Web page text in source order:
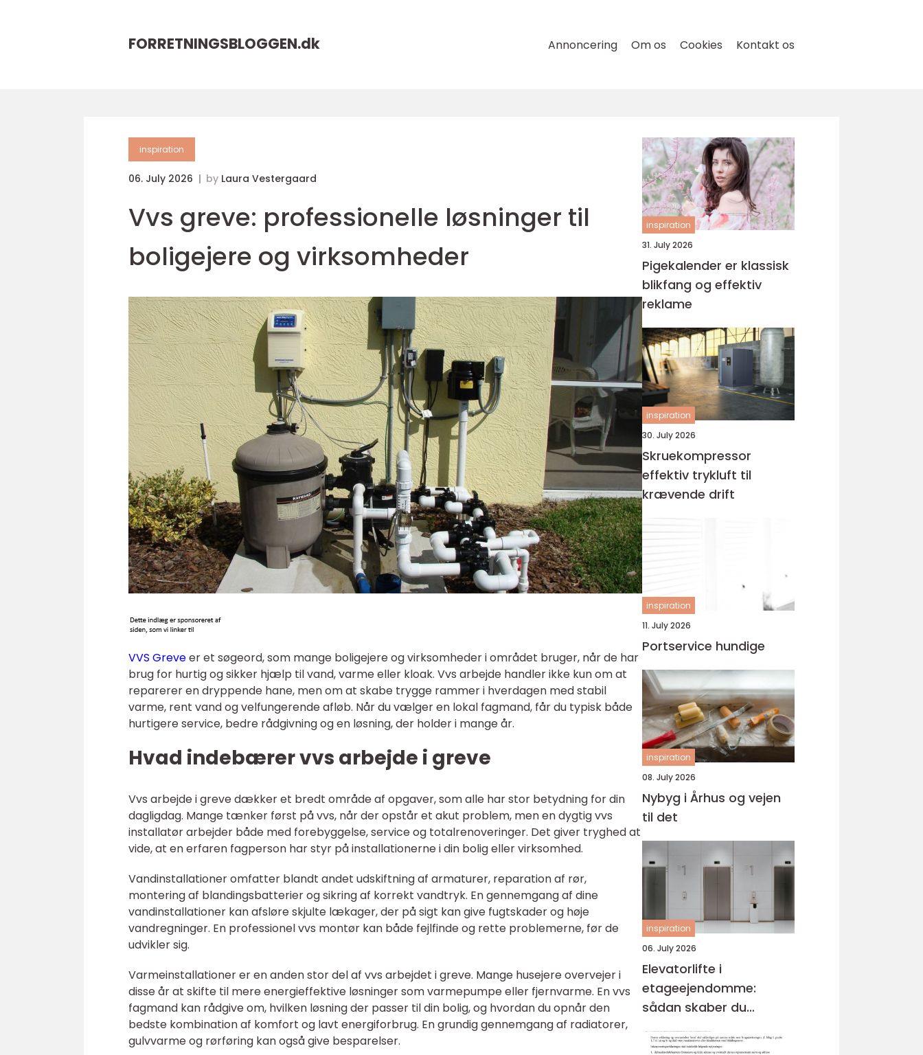
FORRETNINGSBLOGGEN.dk Annoncering Om os Cookies Kontakt os
inspiration
06. July 2026 by Laura Vestergaard
Vvs greve: professionelle løsninger til
boligejere og virksomheder
VVS Greveer et søgeord, som mange boligejere og virksomheder i området bruger, når de har
brug for hurtig og sikker hjælp til vand, varme eller kloak. Vvs arbejde handler ikke kun om at
reparerer en dryppende hane, men om at skabe trygge rammer i hverdagen med stabil
varme, rent vand og velfungerende afløb. Når du vælger en lokal fagmand, får du typisk både
hurtigere service, bedre rådgivning og en løsning, der holder i mange år.
Hvad indebærer vvs arbejde i greve
Vvs arbejde i greve dækker et bredt område af opgaver, som alle har stor betydning for din
dagligdag. Mange tænker først på vvs, når der opstår et akut problem, men en dygtig vvs
installatør arbejder både med forebyggelse, service og totalrenoveringer. Det giver tryghed at
vide, at en erfaren fagperson har styr på installationerne i din bolig eller virksomhed.
Vandinstallationer omfatter blandt andet udskiftning af armaturer, reparation af rør,
montering af blandingsbatterier og sikring af korrekt vandtryk. En gennemgang af dine
vandinstallationer kan afsløre skjulte lækager, der på sigt kan give fugtskader og høje
vandregninger. En professionel vvs montør kan både fejlfinde og rette problemerne, før de
udvikler sig.
Varmeinstallationer er en anden stor del af vvs arbejdet i greve. Mange husejere overvejer i
disse år at skifte til mere energieffektive løsninger som varmepumpe eller fjernvarme. En vvs
fagmand kan rådgive om, hvilken løsning der passer til din bolig, og hvordan du opnår den
bedste kombination af komfort og lavt energiforbrug. En grundig gennemgang af radiatorer,
gulvvarme og rørføring kan også give besparelser.
inspiration
31. July 2026
Pigekalender er klassisk
blikfang og effektiv
reklame
inspiration
30. July 2026
Skruekompressor
effektiv trykluft til
krævende drift
inspiration
11. July 2026
Portservice hundige
inspiration
08. July 2026
Nybyg i Århus og vejen
til det
inspiration
06. July 2026
Elevatorlifte i
etageejendomme:
sådan skaber du
tilgængelighed og
værdi